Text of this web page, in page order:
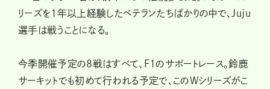
リーズを1年以上経験したベテランたちばかりの中で、Juju
選手は戦うことになる。
今季開催予定の8戦はすべて、F1のサポートレース。鈴鹿
サーキットでも初めて行われる予定で、このWシリーズがこ